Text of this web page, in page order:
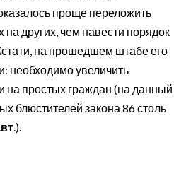
проще переложить
на других, чем навести порядок
на прошедшем штабе его
необходимо увеличить
на простых граждан (на данный
блюстителей закона 86 столь
.).